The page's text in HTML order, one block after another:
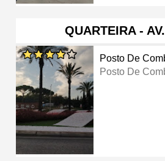
QUARTEIRA -
Posto De
Posto De